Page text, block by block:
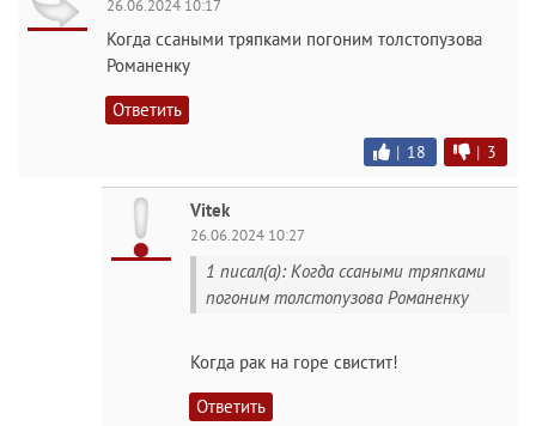
26.06.2024 10:17
Когда ссаными тряпками погоним толстопузова
Романенку
Ответить
| 18 | 3
Vitek
26.06.2024 10:27
1 писал(а): Когда ссаными тряпками
погоним толстопузова Романенку
Когда рак на горе свистит!
Ответить